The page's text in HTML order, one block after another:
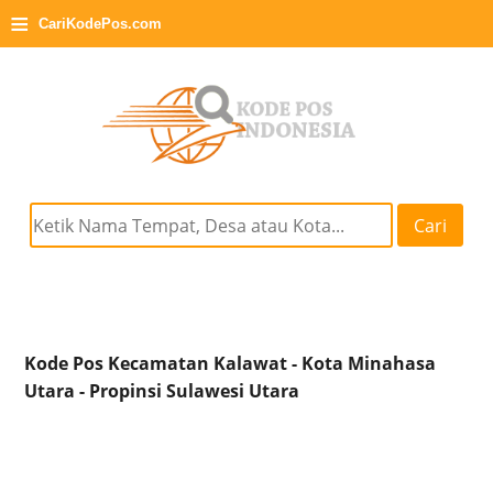
≡ CariKodePos.com
Cari
Kode Pos Kecamatan Kalawat - Kota Minahasa
Utara - Propinsi Sulawesi Utara